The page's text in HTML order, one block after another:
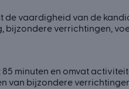
de vaardigheid van de
bijzondere verrichtingen,
minuten en omvat
van bijzondere